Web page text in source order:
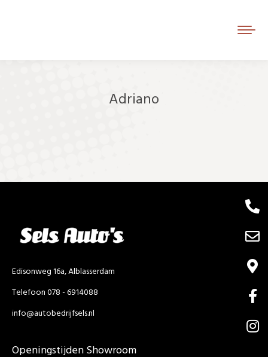
Adriano
Edisonweg 16a, Alblasserdam
Telefoon 078 - 6914088
info@autobedrijfsels.nl
Openingstijden Showroom